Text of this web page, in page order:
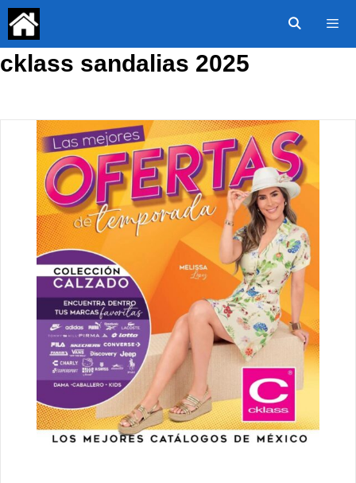
Saltar
contenido
cklass sandalias 2025